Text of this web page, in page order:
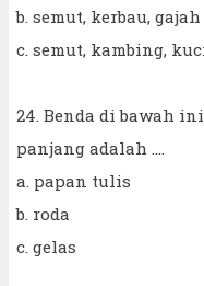
b. semut, kerbau, gajah
c. semut, kambing,
24. Benda di bawah
panjang adalah ....
a. papan tulis
b. roda
c. gelas